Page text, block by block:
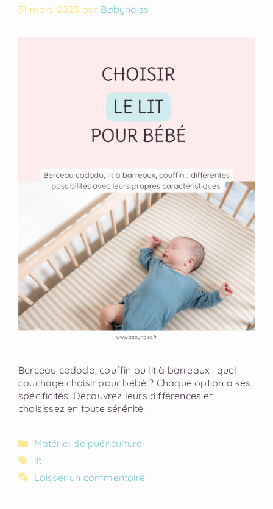
31 mars 2025 par Babynaiss
Berceau cododo, couffin ou lit à barreaux : quel
couchage choisir pour bébé ? Chaque option a ses
spécificités. Découvrez leurs différences et
choisissez en toute sérénité !
Matériel de puériculture
lit
Laisser un commentaire